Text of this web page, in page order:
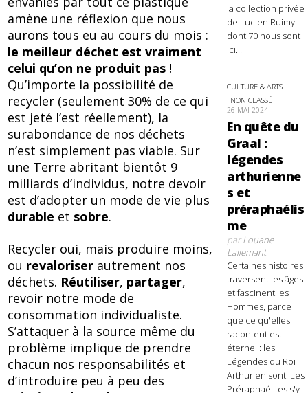
amène une réflexion que nous
aurons tous eu au cours du mois :
le meilleur déchet est vraiment
celui qu’on ne produit pas !
Qu’importe la possibilité de
recycler (seulement 30% de ce qui
est jeté l’est réellement), la
surabondance de nos déchets
n’est simplement pas viable. Sur
une Terre abritant bientôt 9
milliards d’individus, notre devoir
est d’adopter un mode de vie plus
durable et sobre.
Recycler oui, mais produire moins,
ou revaloriser autrement nos
déchets. Réutiliser, partager,
revoir notre mode de
consommation individualiste.
S’attaquer à la source même du
problème implique de prendre
chacun nos responsabilités et
d’introduire peu à peu des
la collection privée
de Lucien Ruimy
dont 70 nous sont
ici...
CULTURE & ARTS
NON CLASSÉ
26 MAI 2024
En quête du
Graal :
légendes
arthurienne
s et
préraphaélis
me
parLouane
Lallemant
Certaines histoires
traversent les âges
et fascinent les
Hommes, parce
que ce qu'elles
racontent est
éternel : les
Légendes du Roi
Arthur en sont. Les
Préraphaélites s'y